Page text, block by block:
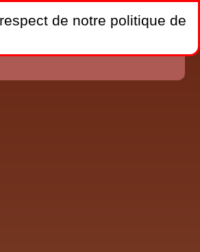
de notre politique de